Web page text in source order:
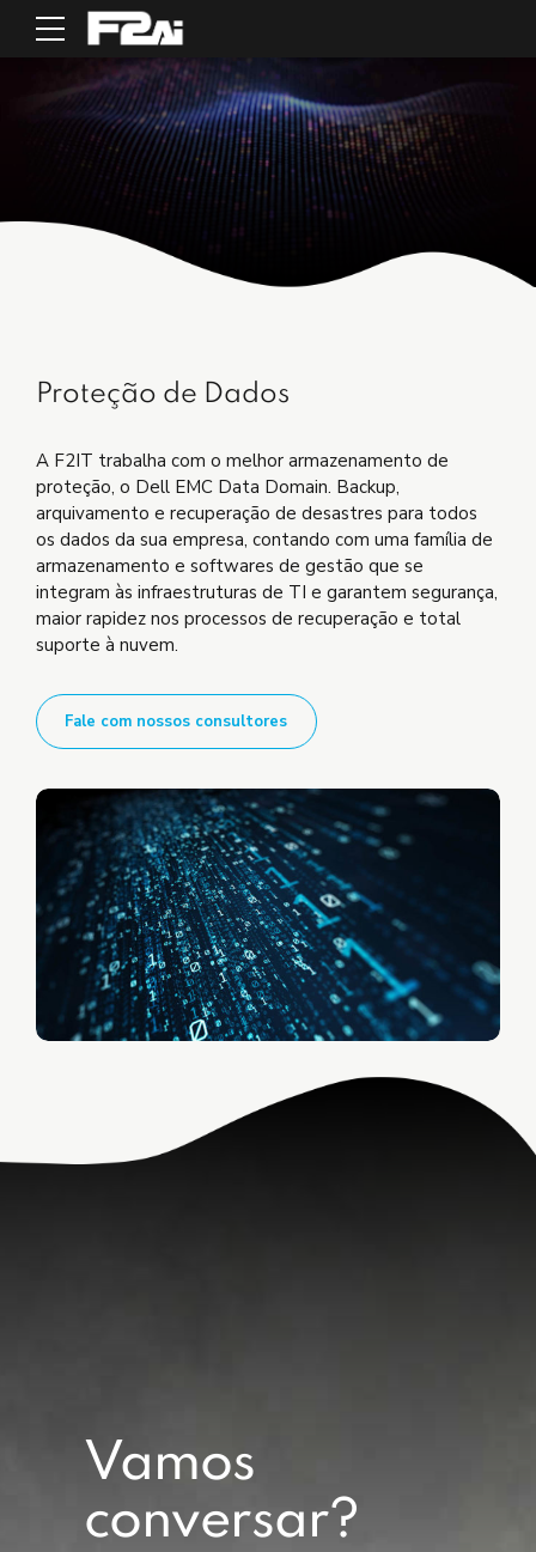
Proteção de Dados
A F2IT trabalha com o melhor armazenamento de
proteção, o Dell EMC Data Domain. Backup,
arquivamento e recuperação de desastres para todos
os dados da sua empresa, contando com uma família de
armazenamento e softwares de gestão que se
integram às infraestruturas de TI e garantem segurança,
maior rapidez nos processos de recuperação e total
suporte à nuvem.
Fale com nossos consultores
Vamos
conversar?